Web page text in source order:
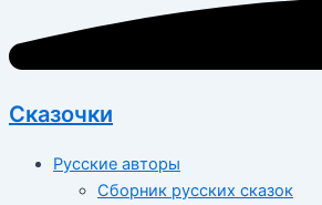
Сказочки
Русские авторы
Сборник русских сказок